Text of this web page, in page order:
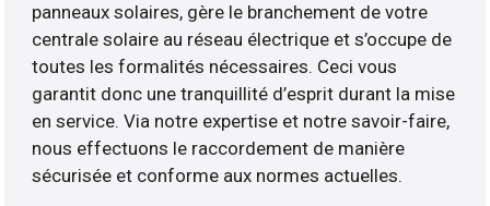
panneaux solaires, gère le branchement de votre
centrale solaire au réseau électrique et s’occupe de
toutes les formalités nécessaires. Ceci vous
garantit donc une tranquillité d’esprit durant la mise
en service. Via notre expertise et notre savoir-faire,
nous effectuons le raccordement de manière
sécurisée et conforme aux normes actuelles.